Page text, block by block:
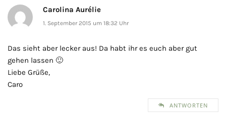
Carolina Aurélie
1. September 2015 um 18:32 Uhr
Das sieht aber lecker aus! Da habt ihr es euch aber gut
gehen lassen 🙂
Liebe Grüße,
Caro
ANTWORTEN